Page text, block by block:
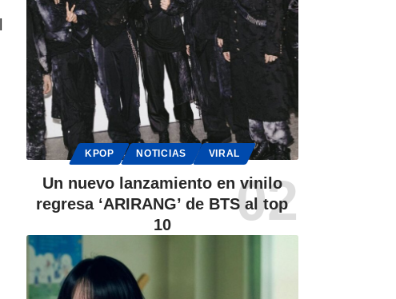
KPOP NOTICIAS VIRAL
Un nuevo lanzamiento en vinilo
regresa ‘ARIRANG’ de BTS al top
10